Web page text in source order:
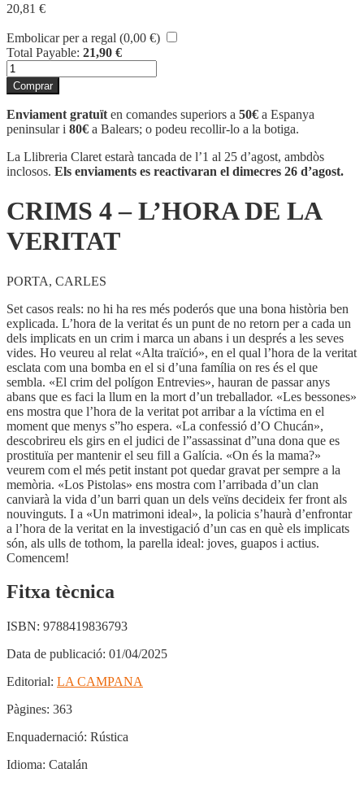
20,81 €
Embolicar per a regal (0,00 €)
Total Payable: 21,90 €
quantitat
de
CRIMS
4
-
L'HORA
DE
LA
Comprar
Enviament gratuït en comandes superiors a 50€ a Espanya
peninsular i 80€ a Balears; o podeu recollir-lo a la botiga.
La Llibreria Claret estarà tancada de l’1 al 25 d’agost, ambdòs
inclosos. Els enviaments es reactivaran el dimecres 26 d’agost.
CRIMS 4 – L’HORA DE LA
VERITAT
PORTA, CARLES
Set casos reals: no hi ha res més poderós que una bona història ben
explicada. L’hora de la veritat és un punt de no retorn per a cada un
dels implicats en un crim i marca un abans i un després a les seves
vides. Ho veureu al relat «Alta traïció», en el qual l’hora de la veritat
esclata com una bomba en el si d’una família on res és el que
sembla. «El crim del polígon Entrevies», hauran de passar anys
abans que es faci la llum en la mort d’un treballador. «Les bessones»
ens mostra que l’hora de la veritat pot arribar a la víctima en el
moment que menys s”ho espera. «La confessió d’O Chucán»,
descobrireu els girs en el judici de l”assassinat d”una dona que es
prostituïa per mantenir el seu fill a Galícia. «On és la mama?»
veurem com el més petit instant pot quedar gravat per sempre a la
memòria. «Los Pistolas» ens mostra com l’arribada d’un clan
canviarà la vida d’un barri quan un dels veïns decideix fer front als
nouvinguts. I a «Un matrimoni ideal», la policia s’haurà d’enfrontar
a l’hora de la veritat en la investigació d’un cas en què els implicats
són, als ulls de tothom, la parella ideal: joves, guapos i actius.
Comencem!
Fitxa tècnica
ISBN: 9788419836793
Data de publicació: 01/04/2025
Editorial: LA CAMPANA
Pàgines: 363
Enquadernació: Rústica
Idioma: Catalán